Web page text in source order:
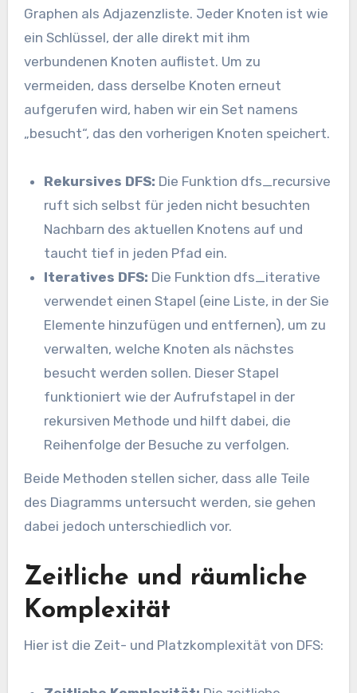
Graphen als Adjazenzliste. Jeder Knoten ist wie
ein Schlüssel, der alle direkt mit ihm
verbundenen Knoten auflistet. Um zu
vermeiden, dass derselbe Knoten erneut
aufgerufen wird, haben wir ein Set namens
„besucht“, das den vorherigen Knoten speichert.
Rekursives DFS: Die Funktion dfs_recursive
ruft sich selbst für jeden nicht besuchten
Nachbarn des aktuellen Knotens auf und
taucht tief in jeden Pfad ein.
Iteratives DFS: Die Funktion dfs_iterative
verwendet einen Stapel (eine Liste, in der Sie
Elemente hinzufügen und entfernen), um zu
verwalten, welche Knoten als nächstes
besucht werden sollen. Dieser Stapel
funktioniert wie der Aufrufstapel in der
rekursiven Methode und hilft dabei, die
Reihenfolge der Besuche zu verfolgen.
Beide Methoden stellen sicher, dass alle Teile
des Diagramms untersucht werden, sie gehen
dabei jedoch unterschiedlich vor.
Zeitliche und räumliche
Komplexität
Hier ist die Zeit- und Platzkomplexität von DFS: